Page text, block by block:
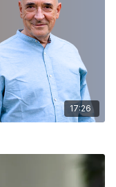
17:26